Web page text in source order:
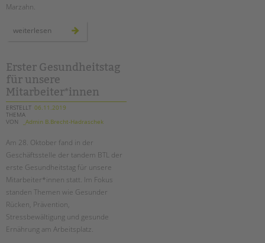
KONTAKT
Datenschutz
Hinweisgebersystem
Intranet
Marzahn.
weiterlesen
gegen
schuldistanz
Erster Gesundheitstag
für unsere
Mitarbeiter*innen
ERSTELLT 06.11.2019
THEMA
VON
_Admin B.Brecht-Hadraschek
Am 28. Oktober fand in der
Geschäftsstelle der tandem BTL der
erste Gesundheitstag für unsere
Mitarbeiter*innen statt. Im Fokus
standen Themen wie Gesunder
Rücken, Prävention,
Stressbewältigung und gesunde
Ernährung am Arbeitsplatz.